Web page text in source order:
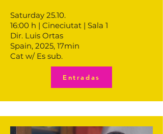
Saturday 25.10.
16:00 h | Cineciutat | Sala 1
Dir. Luis Ortas
Spain, 2025, 17min
Cat w/ Es sub.
Entradas